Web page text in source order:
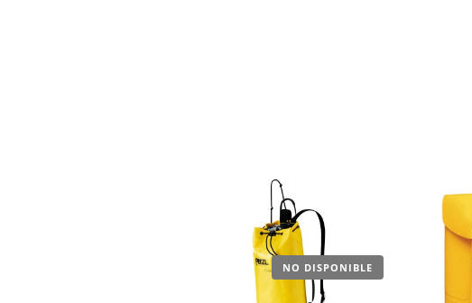
NO DISPONIBLE